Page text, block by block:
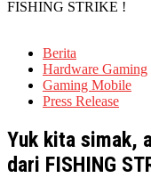
FISHING STRIKE !
Berita
Hardware Gaming
Gaming Mobile
Press Release
Yuk kita simak,
dari FISHING